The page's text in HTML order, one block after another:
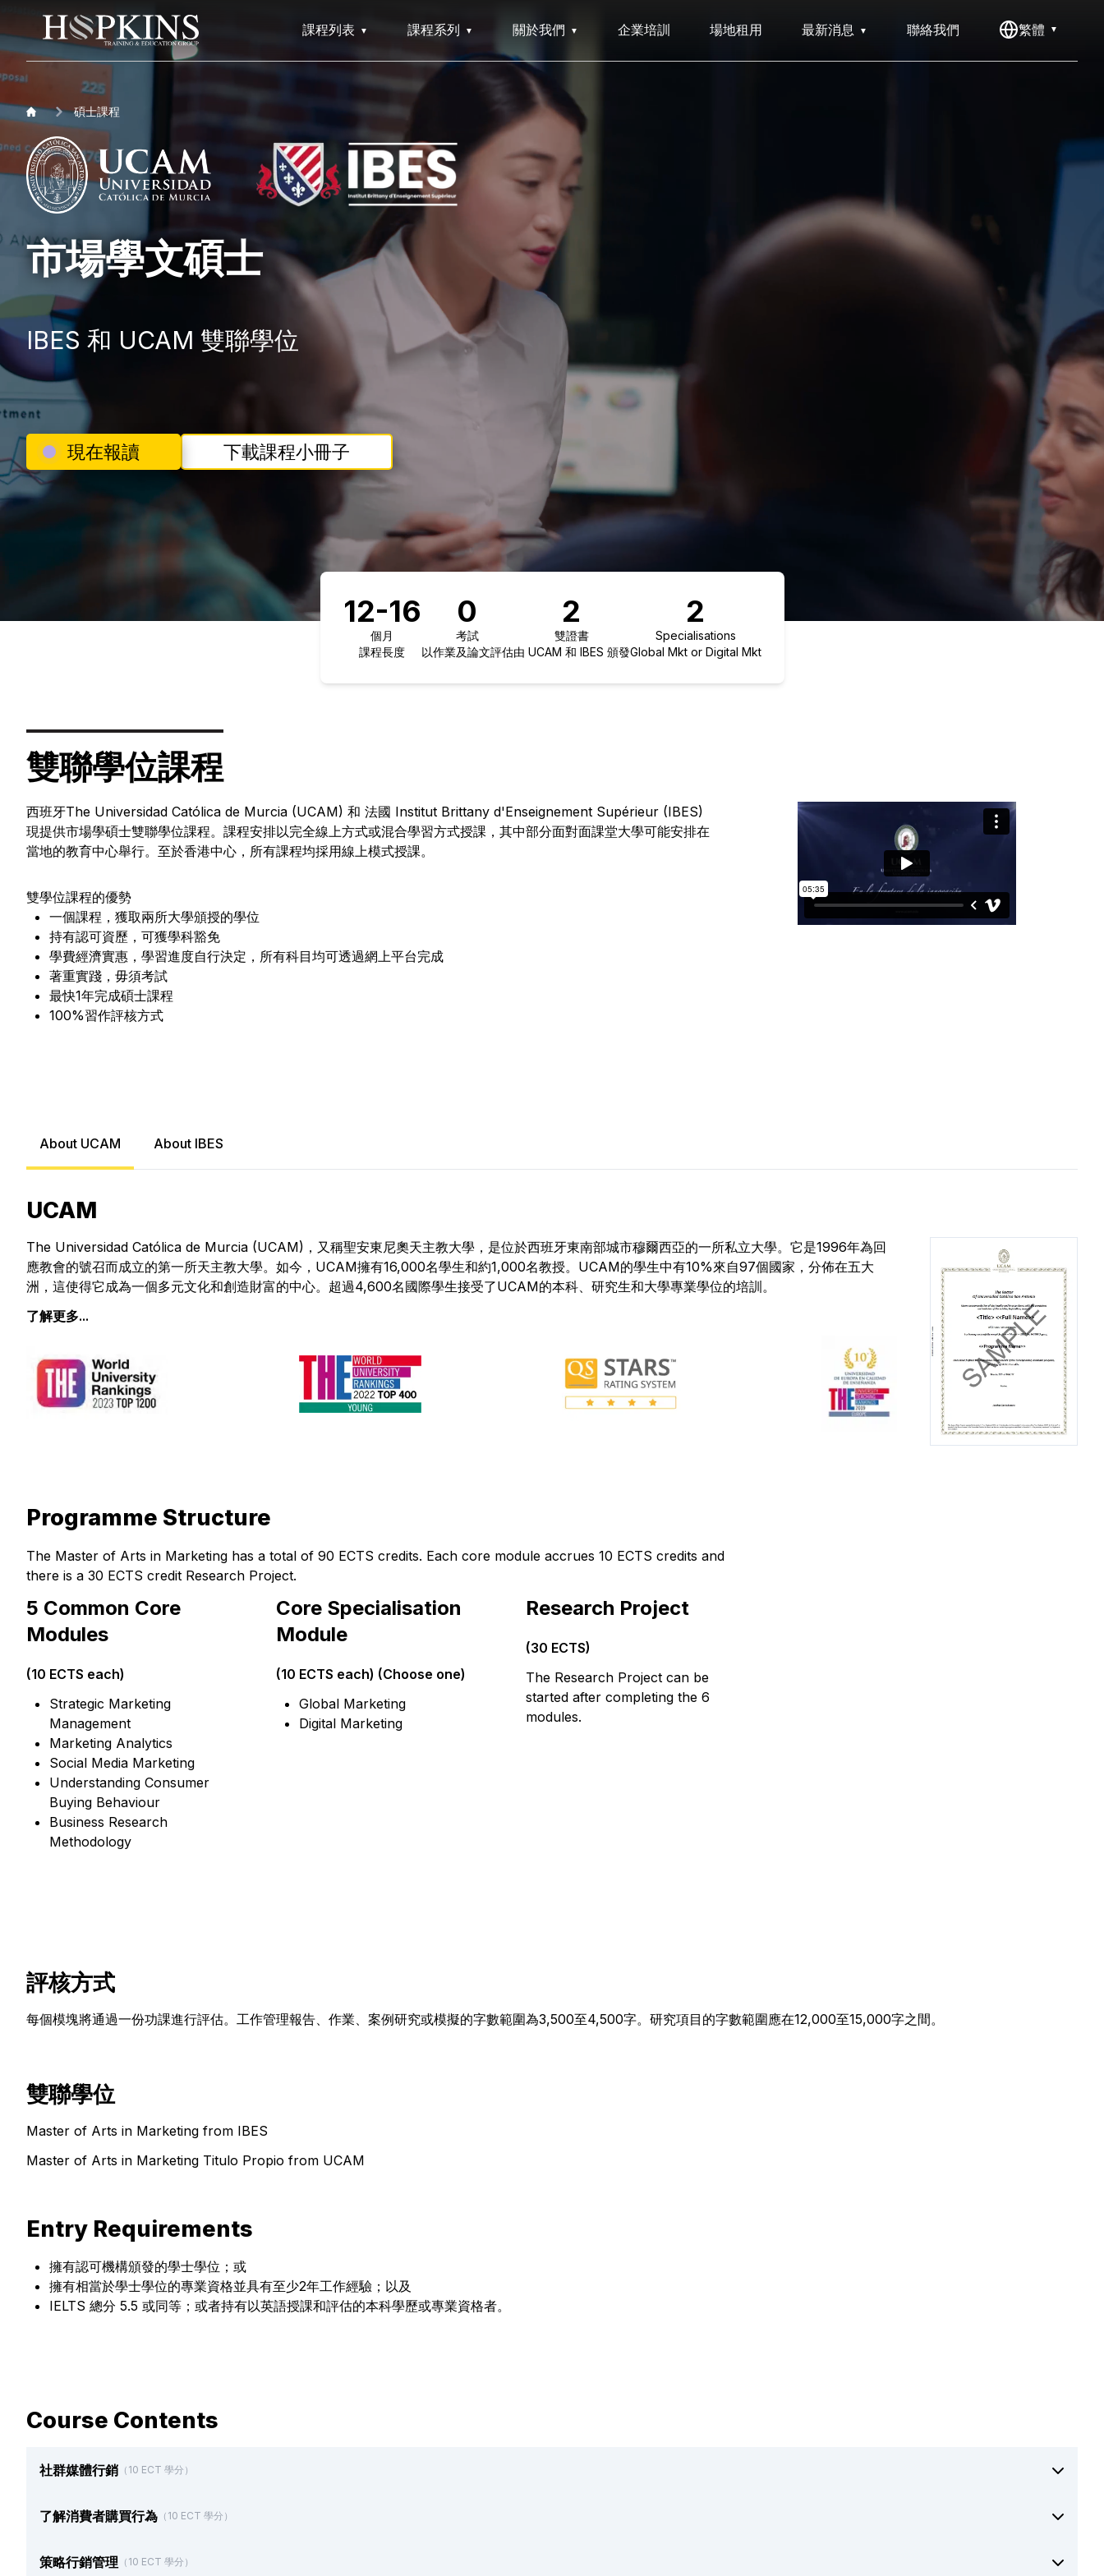
課程列表 課程系列 關於我們 企業培訓 場地租用 最新消息 聯絡我們 繁體
碩士課程
市場學文碩士
IBES 和 UCAM 雙聯學位
現在報讀 下載課程小冊子
12-16
個月
課程長度
0
考試
以作業及論文評估
2
雙證書
由 UCAM 和 IBES 頒發
2
Specialisations
Global Mkt or Digital Mkt
雙聯學位課程
西班牙The Universidad Católica de Murcia (UCAM) 和 法國 Institut Brittany d'Enseignement Supérieur (IBES)
現提供市場學碩士雙聯學位課程。課程安排以完全線上方式或混合學習方式授課，其中部分面對面課堂大學可能安排在
當地的教育中心舉行。至於香港中心，所有課程均採用線上模式授課。
雙學位課程的優勢
一個課程，獲取兩所大學頒授的學位
持有認可資歷，可獲學科豁免
學費經濟實惠，學習進度自行決定，所有科目均可透過網上平台完成
著重實踐，毋須考試
最快1年完成碩士課程
100%習作評核方式
About UCAM About IBES
UCAM
The Universidad Católica de Murcia (UCAM)，又稱聖安東尼奧天主教大學，是位於西班牙東南部城市穆爾西亞的一所私立大學。它是1996年為回
應教會的號召而成立的第一所天主教大學。如今，UCAM擁有16,000名學生和約1,000名教授。UCAM的學生中有10%來自97個國家，分佈在五大
洲，這使得它成為一個多元文化和創造財富的中心。超過4,600名國際學生接受了UCAM的本科、研究生和大學專業學位的培訓。
了解更多...
Programme Structure
The Master of Arts in Marketing has a total of 90 ECTS credits. Each core module accrues 10 ECTS credits and
there is a 30 ECTS credit Research Project.
5 Common Core
Modules
(10 ECTS each)
Strategic Marketing
Management
Marketing Analytics
Social Media Marketing
Understanding Consumer
Buying Behaviour
Business Research
Methodology
Core Specialisation
Module
(10 ECTS each) (Choose one)
Global Marketing
Digital Marketing
Research Project
(30 ECTS)
The Research Project can be
started after completing the 6
modules.
評核方式
每個模塊將通過一份功課進行評估。工作管理報告、作業、案例研究或模擬的字數範圍為3,500至4,500字。研究項目的字數範圍應在12,000至15,000字之間。
雙聯學位
Master of Arts in Marketing from IBES
Master of Arts in Marketing Titulo Propio from UCAM
Entry Requirements
擁有認可機構頒發的學士學位；或
擁有相當於學士學位的專業資格並具有至少2年工作經驗；以及
IELTS 總分 5.5 或同等；或者持有以英語授課和評估的本科學歷或專業資格者。
Course Contents
社群媒體行銷 （10 ECT 學分）
了解消費者購買行為 （10 ECT 學分）
策略行銷管理 （10 ECT 學分）